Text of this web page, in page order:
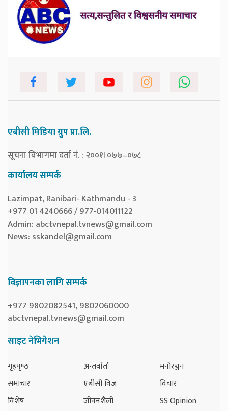
एबीसी मिडिया ग्रुप प्रा.लि.
सूचना विभागमा दर्ता नं. : २००१।०७७–०७८
कार्यालय सम्पर्क
Lazimpat, Ranibari- Kathmandu - 3
+977 01 4240666 / 977-014011122
Admin: abctvnepal.tvnews@gmail.com
News: sskandel@gmail.com
विज्ञापनका लागि सम्पर्क
+977 9802082541, 9802060000
abctvnepal.tvnews@gmail.com
साइट नेभिगेशन
गृहपृष्‍ठ
समाचार
विशेष
अन्तर्वार्ता
एबीसी विज
जीवनशैली
मनोरञ्जन
विचार
SS Opinion